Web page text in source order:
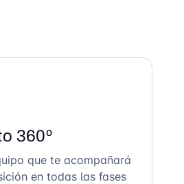
360º
que te acompañará
en todas las fases